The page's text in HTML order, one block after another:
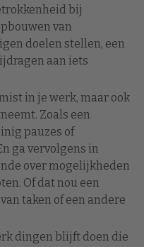
bij
van
doelen stellen, een
aan iets
in je werk, maar ook
Zoals een
pauzes of
ga vervolgens in
over mogelijkheden
Of dat nou een
taken of een andere
dingen blijft doen die